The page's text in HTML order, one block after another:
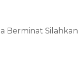
Berminat Silahkan